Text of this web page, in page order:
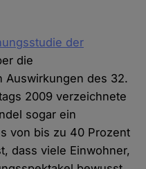
der
die
Auswirkungen des 32.
2009 verzeichnete
sogar ein
von bis zu 40 Prozent
dass viele Einwohner,